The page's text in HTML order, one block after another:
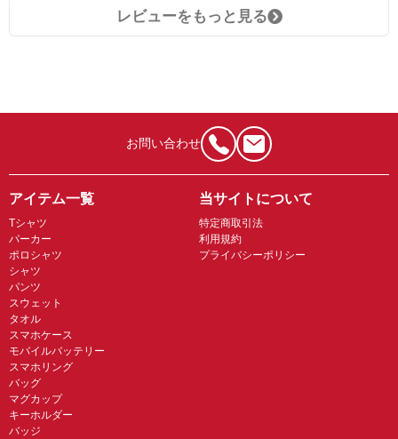
レビューをもっと見る
お問い合わせ
アイテム一覧
Tシャツ
パーカー
ポロシャツ
シャツ
パンツ
スウェット
タオル
スマホケース
モバイルバッテリー
スマホリング
バッグ
マグカップ
キーホルダー
バッジ
当サイトについて
特定商取引法
利用規約
プライバシーポリシー